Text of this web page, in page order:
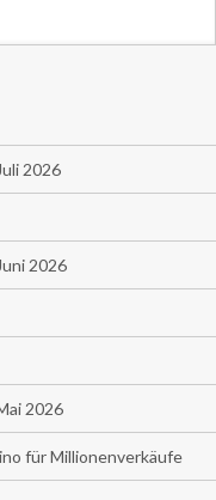
2026
2026
2026
für Millionenverkäufe